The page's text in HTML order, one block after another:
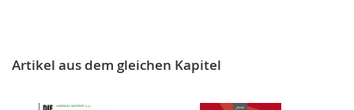
Artikel aus dem gleichen Kapitel